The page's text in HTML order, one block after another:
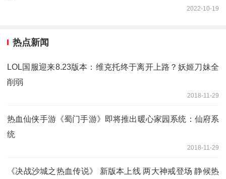
2022-10-19
热点新闻
LOL国服迎来8.23版本：维克托终于离开上路？妖姬刀妹全
削弱
2018-11-29
热血仙侠手游《蜀门手游》即将推出暖心家园系统：仙府系
统
2018-11-29
《决战沙城之热血传说》 新版本上线 两大神戒登场 静候热